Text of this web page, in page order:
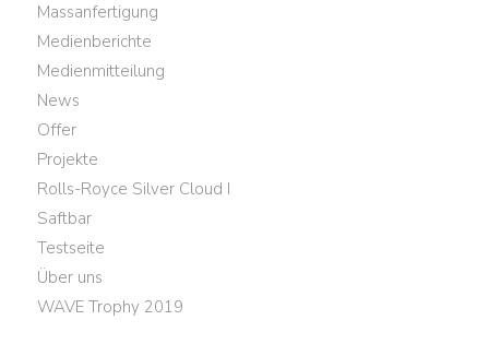
Massanfertigung
Medienberichte
Medienmitteilung
News
Offer
Projekte
Rolls-Royce Silver Cloud I
Saftbar
Testseite
Über uns
WAVE Trophy 2019